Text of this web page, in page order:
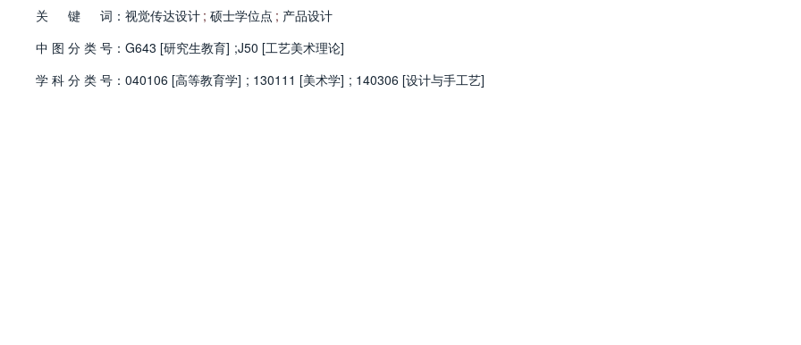
关
键 词： 视觉传达设计 ; 硕士学位点 ; 产品设计
中 图 分 类 号： G643 [研究生教育] ;J50 [工艺美术理论]
学 科 分 类 号： 040106 [高等教育学] ; 130111 [美术学] ; 140306 [设计与手工艺]